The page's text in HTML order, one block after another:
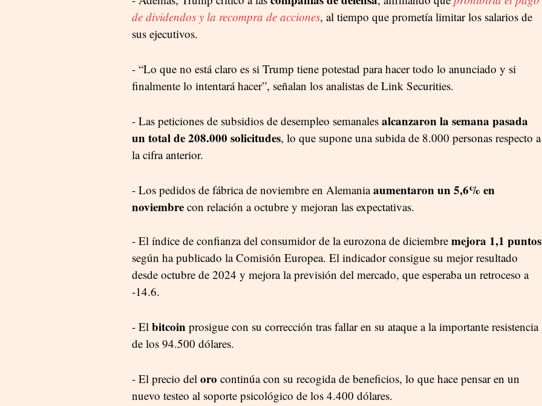
de dividendos y la recompra de acciones, al tiempo que prometía limitar los salarios de
sus ejecutivos.
- “Lo que no está claro es si Trump tiene potestad para hacer todo lo anunciado y si
finalmente lo intentará hacer”, señalan los analistas de Link Securities.
- Las peticiones de subsidios de desempleo semanales alcanzaron la semana pasada
un total de 208.000 solicitudes, lo que supone una subida de 8.000 personas respecto a
la cifra anterior.
- Los pedidos de fábrica de noviembre en Alemaniaaumentaron un 5,6% en
noviembre con relación a octubre y mejoran las expectativas.
- El índice de confianza del consumidor de la eurozona de diciembre mejora 1,1 puntos
según ha publicado la Comisión Europea. El indicador consigue su mejor resultado
desde octubre de 2024 y mejora la previsión del mercado, que esperaba un retroceso a
-14.6.
- El bitcoin prosigue con su corrección tras fallar en su ataque a la importante resistencia
de los 94.500 dólares.
- El precio del oro continúa con su recogida de beneficios, lo que hace pensar en un
nuevo testeo al soporte psicológico de los 4.400 dólares.